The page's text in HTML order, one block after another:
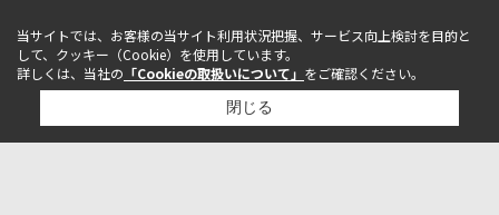
当サイトでは、お客様の当サイト利用状況把握、サービス向上検討を目的と
して、クッキー（Cookie）を使用しています。
詳しくは、当社の 「Cookieの取扱いについて」 をご確認ください。
閉じる